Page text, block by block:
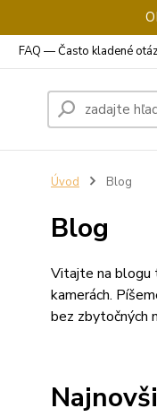
FAQ — Často kladené
Úvod Blog
Blog
Vitajte na blogu
kamerách.
bez zbytočných